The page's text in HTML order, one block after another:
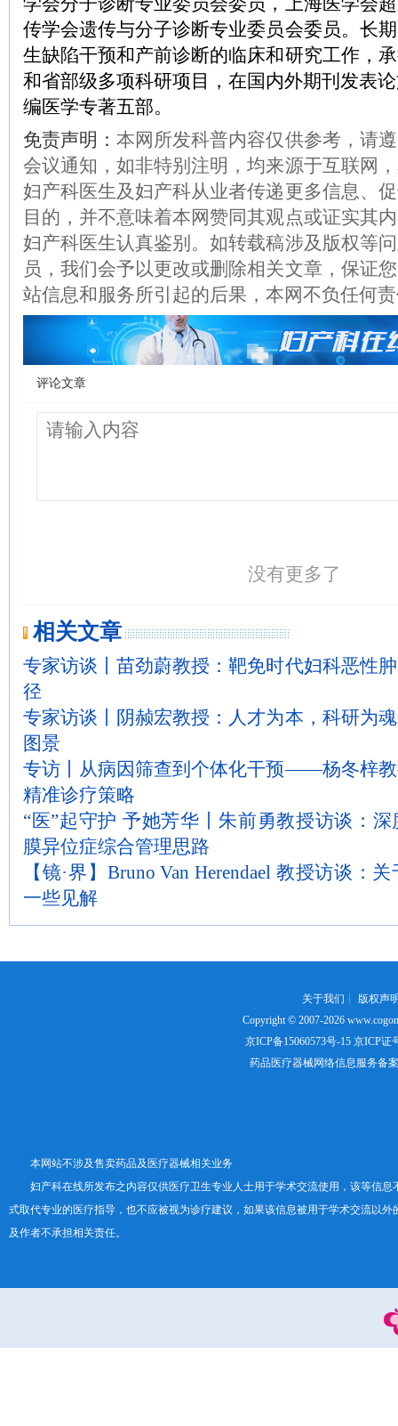
传学会遗传与分子诊断专业委员会委员。长
生缺陷干预和产前诊断的临床和研究工作，
和省部级多项科研项目，在国内外期刊发表
编医学专著五部。
免责声明：本网所发科普内容仅供参考，请
会议通知，如非特别注明，均来源于互联网
妇产科医生及妇产科从业者传递更多信息、
目的，并不意味着本网赞同其观点或证实其
妇产科医生认真鉴别。如转载稿涉及版权等
员，我们会予以更改或删除相关文章，保证
站信息和服务所引起的后果，本网不负任何
评论文章
没有更多了
相关文章
专家访谈丨苗劲蔚教授：靶免时代妇科恶性
径
专家访谈丨阴赪宏教授：人才为本，科研为
图景
专访丨从病因筛查到个体化干预——杨冬梓
精准诊疗策略
“医”起守护 予她芳华丨朱前勇教授访谈：
膜异位症综合管理思路
【镜·界】Bruno Van Herendael 教授访谈：
一些见解
关于我们 ┊ 版权声
Copyright © 2007-2026
京ICP备15060573号-15京ICP证
药品医疗器械网络信息服务备
本网站不涉及售卖药品及医疗器械相关业务
妇产科在线所发布之内容仅供医疗卫生专业人士用于学术交流使用，该等信息
式取代专业的医疗指导，也不应被视为诊疗建议，如果该信息被用于学术交流以外
及作者不承担相关责任。